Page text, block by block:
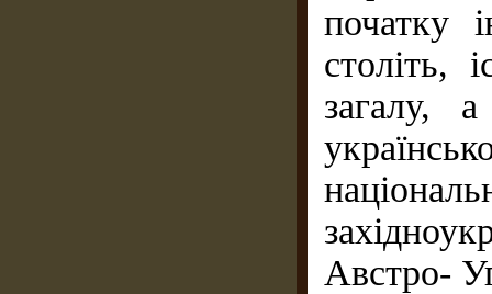
початку
століть,
загалу,
Австро-